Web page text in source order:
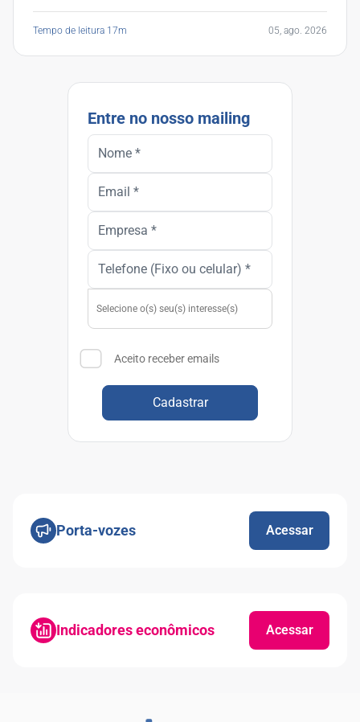
Tempo de leitura 17m 05, ago. 2026
Entre no nosso mailing
Aceito receber emails
Cadastrar
Porta-vozes Acessar
Indicadores econômicos Acessar